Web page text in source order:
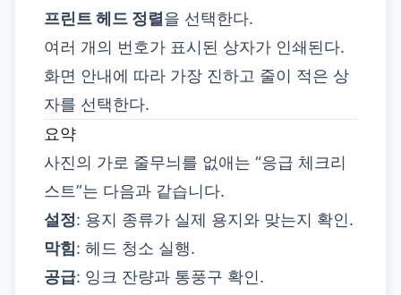
프린트 헤드 정렬을 선택한다.
여러 개의 번호가 표시된 상자가 인쇄된다.
화면 안내에 따라 가장 진하고 줄이 적은 상
자를 선택한다.
요약
사진의 가로 줄무늬를 없애는 “응급 체크리
스트”는 다음과 같습니다.
설정: 용지 종류가 실제 용지와 맞는지 확인.
막힘: 헤드 청소 실행.
공급: 잉크 잔량과 통풍구 확인.